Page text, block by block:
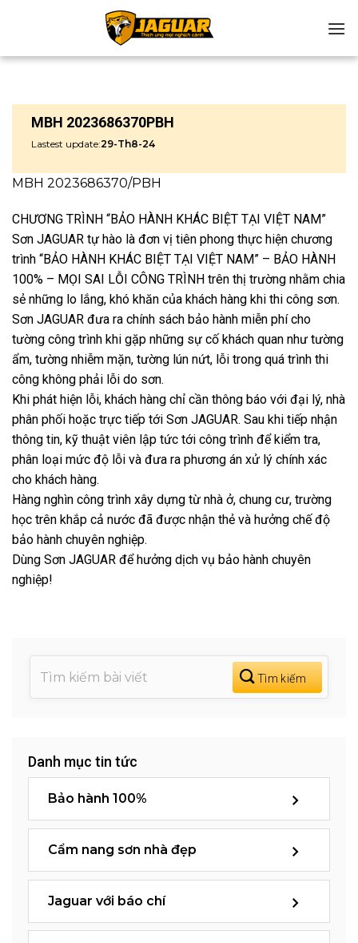
MBH 2023686370PBH
Lastest update:29-Th8-24
MBH 2023686370/PBH
CHƯƠNG TRÌNH “BẢO HÀNH KHÁC BIỆT TẠI VIỆT NAM”
Sơn JAGUAR tự hào là đơn vị tiên phong thực hiện chương
trình “BẢO HÀNH KHÁC BIỆT TẠI VIỆT NAM” – BẢO HÀNH
100% – MỌI SAI LỖI CÔNG TRÌNH trên thị trường nhằm chia
sẻ những lo lắng, khó khăn của khách hàng khi thi công sơn.
Sơn JAGUAR đưa ra chính sách bảo hành miễn phí cho
tường công trình khi gặp những sự cố khách quan như tường
ẩm, tường nhiễm mặn, tường lún nứt, lỗi trong quá trình thi
công không phải lỗi do sơn.
Khi phát hiện lỗi, khách hàng chỉ cần thông báo với đại lý, nhà
phân phối hoặc trực tiếp tới Sơn JAGUAR. Sau khi tiếp nhận
thông tin, kỹ thuật viên lập tức tới công trình để kiểm tra,
phân loại mức độ lỗi và đưa ra phương án xử lý chính xác
cho khách hàng.
Hàng nghìn công trình xây dựng từ nhà ở, chung cư, trường
học trên khắp cả nước đã được nhận thẻ và hưởng chế độ
bảo hành chuyên nghiệp.
Dùng Sơn JAGUAR để hưởng dịch vụ bảo hành chuyên
nghiệp!
Danh mục tin tức
Bảo hành 100%
Cẩm nang sơn nhà đẹp
Jaguar với báo chí